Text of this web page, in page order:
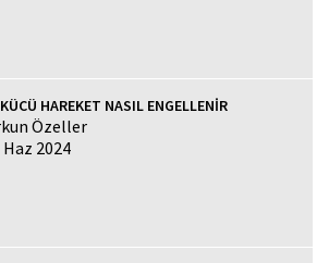
HAREKET NASIL ENGELLENİR
Özeller
Haz 2024